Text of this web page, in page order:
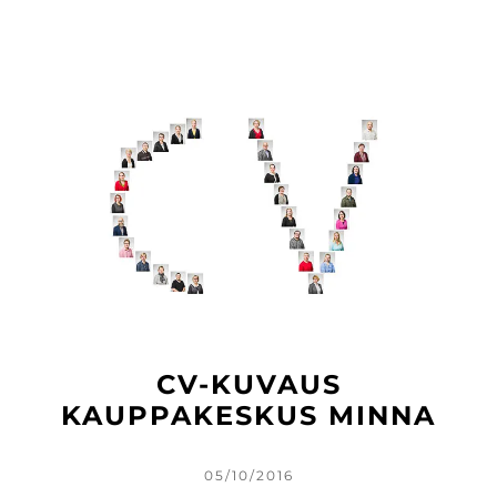
CV-KUVAUS
KAUPPAKESKUS MINNA
KIRJOITETTU
05/10/2016